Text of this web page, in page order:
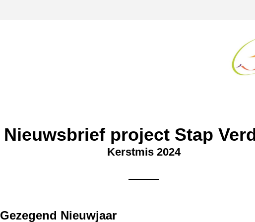
Nieuwsbrief project Stap
Kerstmis 2024
Gezegend Nieuwjaar